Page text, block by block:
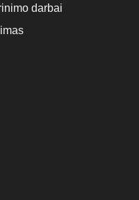
darbai